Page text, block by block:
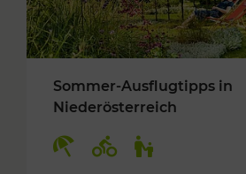
Sommer-Ausflugtipps in
Niederösterreich